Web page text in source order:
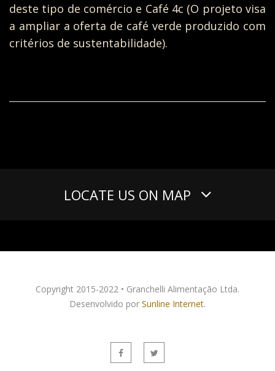
deste tipo de comércio e Café 4c (O projeto visa
a ampliar a oferta de café verde produzido com
critérios de sustentabilidade).
LOCATE US ON MAP
Copyright 2015-2022 • Granchelli Alimentação Ltda.
Desenvolvido por Sunline Internet.